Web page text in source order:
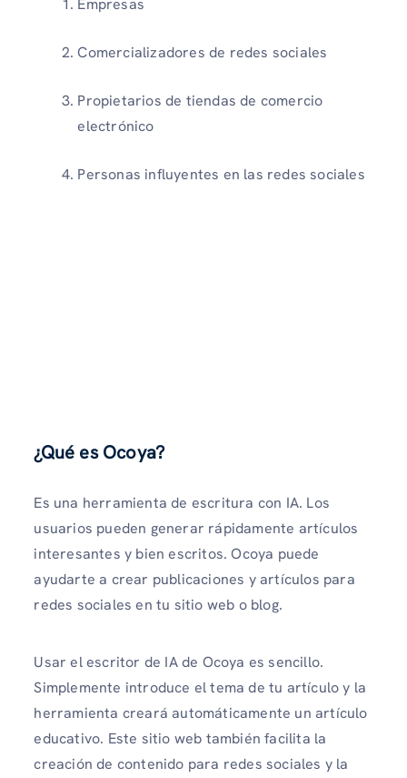
Empresas
Comercializadores de redes sociales
Propietarios de tiendas de comercio
electrónico
Personas influyentes en las redes sociales
¿Qué es Ocoya?
Es una herramienta de escritura con IA. Los
usuarios pueden generar rápidamente artículos
interesantes y bien escritos. Ocoya puede
ayudarte a crear publicaciones y artículos para
redes sociales en tu sitio web o blog.
Usar el escritor de IA de Ocoya es sencillo.
Simplemente introduce el tema de tu artículo y la
herramienta creará automáticamente un artículo
educativo. Este sitio web también facilita la
creación de contenido para redes sociales y la